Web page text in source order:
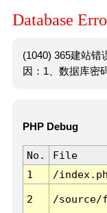
Database
(1040) 365建站错
因：1、数据库密
PHP Debug
No. File
1
/
2 /source/